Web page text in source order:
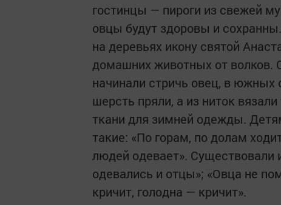
гостинцы — пироги из свежей
овцы будут здоровы и
на деревьях икону святой
домашних животных от волков.
начинали стричь овец, в южных
шерсть пряли, а из ниток
ткани для зимней одежды.
такие: «По горам, по долам
людей одевает». Существовали
одевались и отцы»; «Овца не
кричит, голодна — кричит».